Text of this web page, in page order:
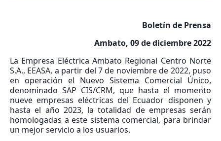
Boletín de Prensa
Ambato, 09 de diciembre 2022
La Empresa Eléctrica Ambato Regional Centro Norte
S.A., EEASA, a partir del 7 de noviembre de 2022, puso
en operación el Nuevo Sistema Comercial Único,
denominado SAP CIS/CRM, que hasta el momento
nueve empresas eléctricas del Ecuador disponen y
hasta el año 2023, la totalidad de empresas serán
homologadas a este sistema comercial, para brindar
un mejor servicio a los usuarios.